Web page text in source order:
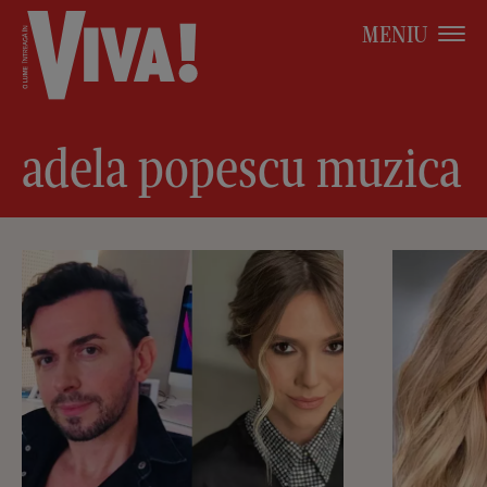
MENIU
adela popescu muzica